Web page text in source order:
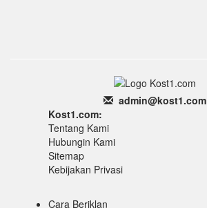
admin@kost1.com
Kost1.com:
Tentang Kami
Hubungin Kami
Sitemap
Kebijakan Privasi
Cara Beriklan